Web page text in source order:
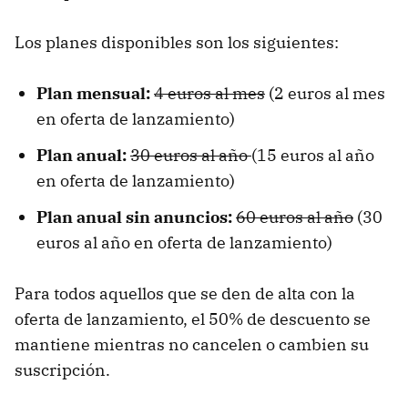
Los planes disponibles son los siguientes:
Plan mensual:4 euros al mes (2 euros al mes
en oferta de lanzamiento)
Plan anual:30 euros al año(15 euros al año
en oferta de lanzamiento)
Plan anual sin anuncios:60 euros al año (30
euros al año en oferta de lanzamiento)
Para todos aquellos que se den de alta con la
oferta de lanzamiento, el 50% de descuento se
mantiene mientras no cancelen o cambien su
suscripción.